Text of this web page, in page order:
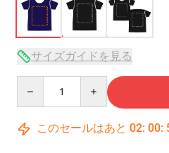
サイズガイドを見る
このセールはあと 02: 00: